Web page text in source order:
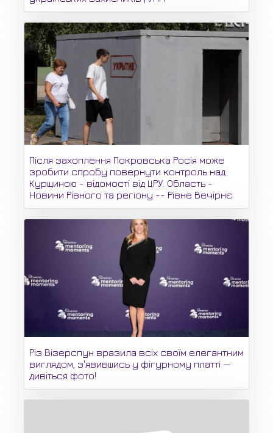
Після захоплення Покровська Росія може
зробити спробу повернути контроль над
Курщиною - відомості від ЦРУ. Область -
Новини Рівного та регіону -- Рівне Вечірнє
Різ Візерспун вразила всіх своїм елегантним
виглядом, з'явившись у фігурному платті —
дивіться фото!